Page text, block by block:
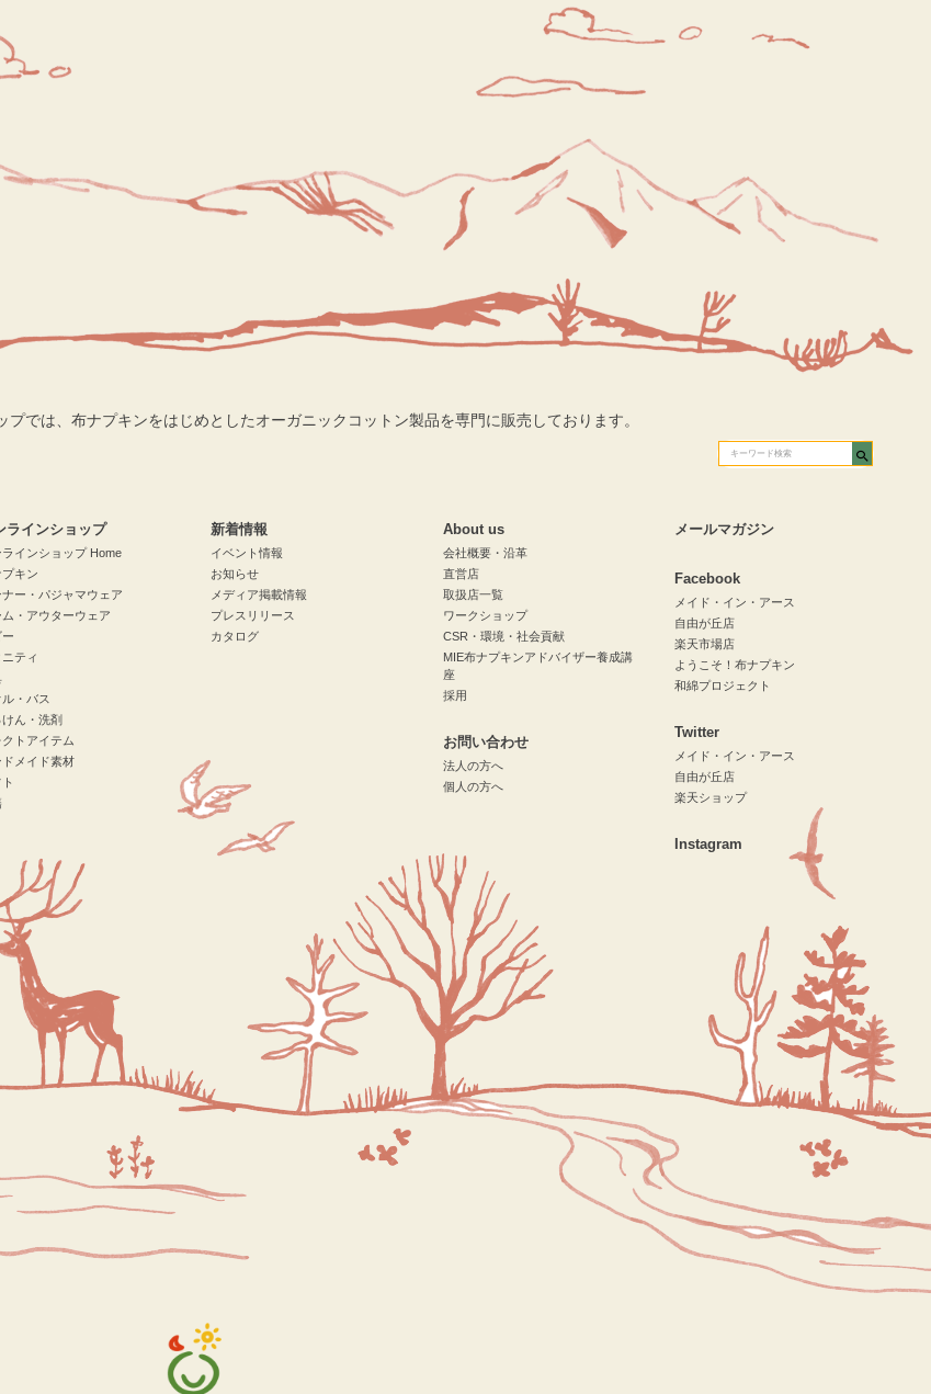
プでは、布ナプキンをはじめとしたオーガニックコットン製品を専門に販売しております。
ラインショップ
ラインショップ Home
キン
ナー・パジャマウェア
ム・アウターウェア
ティ
ル・バス
ん・洗剤
クトアイテム
ドメイド素材
新着情報
イベント情報
お知らせ
メディア掲載情報
プレスリリース
カタログ
About us
会社概要・沿革
直営店
取扱店一覧
ワークショップ
CSR・環境・社会貢献
MIE布ナプキンアドバイザー養成講
座
採用
お問い合わせ
法人の方へ
個人の方へ
メールマガジン
Facebook
メイド・イン・アース
自由が丘店
楽天市場店
ようこそ！布ナプキン
和綿プロジェクト
Twitter
メイド・イン・アース
自由が丘店
楽天ショップ
Instagram